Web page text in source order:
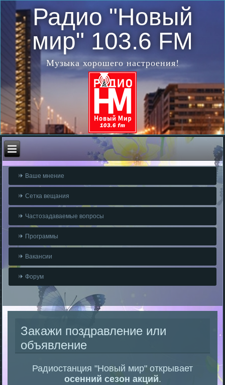
Радио "Новый
мир" 103.6 FM
Музыка хорошего настроения!
Ваше мнение
Сетка вещания
Частозадаваемые вопросы
Программы
Вакансии
Форум
Закажи поздравление или
объявление
Радиостанция "Новый мир" открывает
осенний сезон акций.